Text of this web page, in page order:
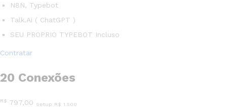
N8N, Typebot
Talk.Ai ( ChatGPT )
SEU PROPRIO TYPEBOT Incluso
Contratar
20 Conexões
R$ 797,00 Setup R$ 1.500